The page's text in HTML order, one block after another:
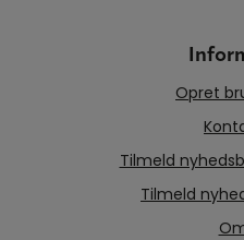
Opret
Tilmeld
Tilmeld